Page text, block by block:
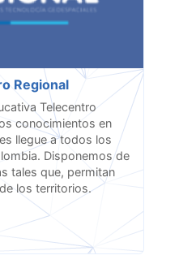
Regional
Telecentro
conocimientos en
llegue a todos los
Disponemos de
tales que, permitan
los territorios.